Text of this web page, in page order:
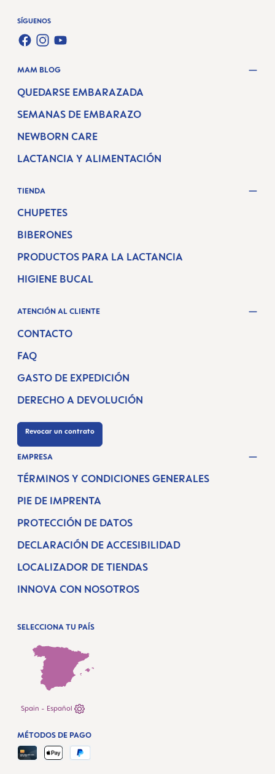
SÍGUENOS
FACEBOOK
INSTAGRAM
YOUTUBE
MAM BLOG
QUEDARSE EMBARAZADA
SEMANAS DE EMBARAZO
NEWBORN CARE
LACTANCIA Y ALIMENTACIÓN
TIENDA
CHUPETES
BIBERONES
PRODUCTOS PARA LA LACTANCIA
HIGIENE BUCAL
ATENCIÓN AL CLIENTE
CONTACTO
FAQ
GASTO DE EXPEDICIÓN
DERECHO A DEVOLUCIÓN
Revocar un contrato
EMPRESA
TÉRMINOS Y CONDICIONES GENERALES
PIE DE IMPRENTA
PROTECCIÓN DE DATOS
DECLARACIÓN DE ACCESIBILIDAD
LOCALIZADOR DE TIENDAS
INNOVA CON NOSOTROS
SELECCIONA TU PAÍS
Spain - Español
MÉTODOS DE PAGO